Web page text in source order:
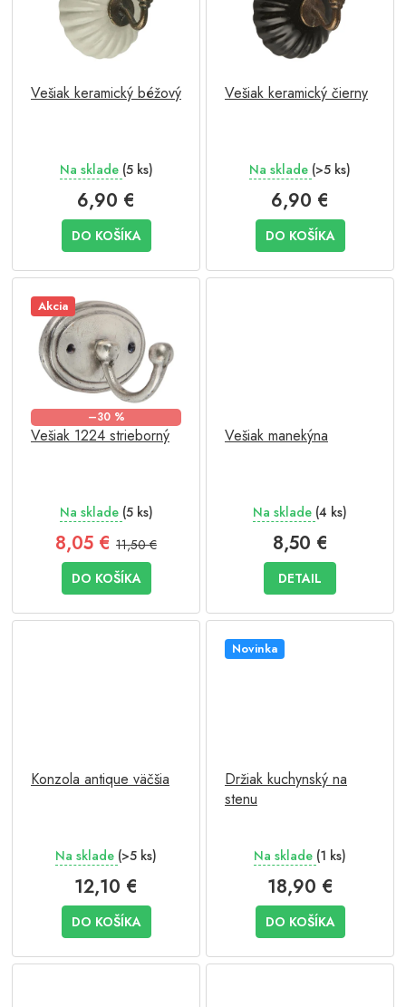
Vešiak keramický béžový
Na sklade (5 ks)
6,90 €
DO KOŠÍKA
Vešiak keramický čierny
Na sklade (>5 ks)
6,90 €
DO KOŠÍKA
Akcia
–30 %
Vešiak 1224 strieborný
Na sklade (5 ks)
8,05 € 11,50 €
DO KOŠÍKA
Vešiak manekýna
Na sklade (4 ks)
8,50 €
DETAIL
Konzola antique väčšia
Na sklade (>5 ks)
12,10 €
DO KOŠÍKA
Novinka
Držiak kuchynský na
stenu
Na sklade (1 ks)
18,90 €
DO KOŠÍKA